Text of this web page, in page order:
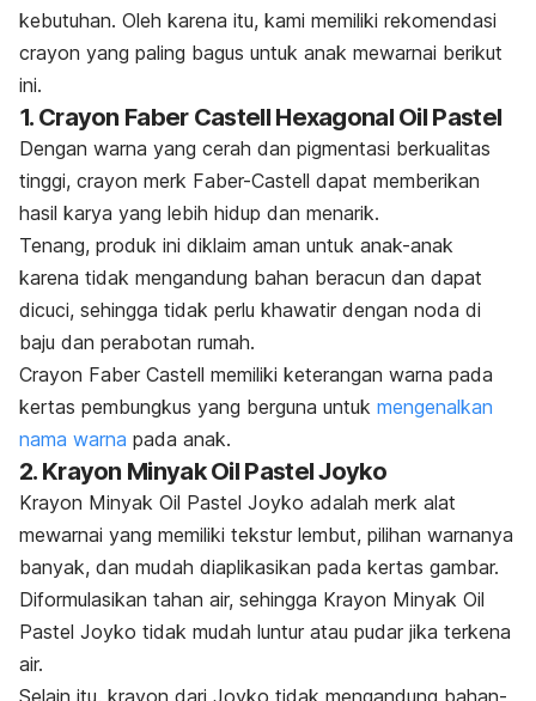
kebutuhan. Oleh karena itu, kami memiliki rekomendasi
crayon yang paling bagus untuk anak mewarnai berikut
ini.
1. Crayon Faber Castell Hexagonal Oil Pastel
Dengan warna yang cerah dan pigmentasi berkualitas
tinggi, crayon merk Faber-Castell dapat memberikan
hasil karya yang lebih hidup dan menarik.
Tenang, produk ini diklaim aman untuk anak-anak
karena tidak mengandung bahan beracun dan dapat
dicuci, sehingga tidak perlu khawatir dengan noda di
baju dan perabotan rumah.
Crayon Faber Castell memiliki keterangan warna pada
kertas pembungkus yang berguna untuk mengenalkan
nama warna pada anak.
2. Krayon Minyak Oil Pastel Joyko
Krayon Minyak Oil Pastel Joyko adalah merk alat
mewarnai yang memiliki tekstur lembut, pilihan warnanya
banyak, dan mudah diaplikasikan pada kertas gambar.
Diformulasikan tahan air, sehingga Krayon Minyak Oil
Pastel Joyko tidak mudah luntur atau pudar jika terkena
air.